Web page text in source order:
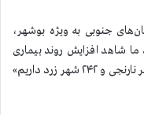
جنوبی به ویژه بوشهر،
شاهد افزایش روند بیماری
هستیم. در حال حاضر ۳۲ شهر قرمز و ۱۷۴ شهر نارنجی و ۲۴۲ شهر زرد داریم»